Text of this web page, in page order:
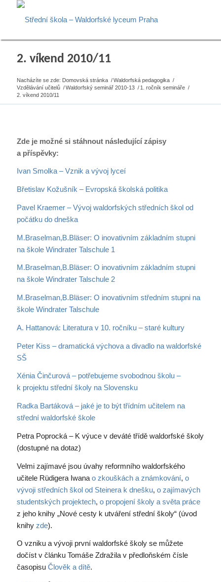
2. víkend 2010/11
Nacházíte se zde: Domovská stránka / Waldorfská pedagogika /
Vzdělávání učitelů / Waldorfský seminář 2010-13 / 1. ročník semináře /
2. víkend 2010/11
Zde je možné si stáhnout následující zápisy
a příspěvky:
Ivan Smolka – Vznik a vývoj lyceí
Břetislav Kožušník – Evropská školská politika
Pavel Kraemer – Vývoj waldorfských středních škol od
počátku do dneška
M.Braselman,B.Bläser: O inovativním základním stupni
na škole Windrater Talschule 1
M.Braselman,B.Bläser: O inovativním základním stupni
na škole Windrater Talschule 2
M.Braselman,B.Bläser: O inovativním středním stupni na
škole Windrater Talschule
A. Hattanová: Literatura v 10. ročníku – staré kultury
Peter Kiss – dramatická výchova a divadlo na waldorfské
SŠ
Xénia Činčurová – potřebujeme svobodnou školu –
k projektu střední školy na Slovensku
Radka Bartáková – jaké je to být třídním učitelem na
střední waldorfské škole
Petra Poprocká – K výuce v deváté třídě waldorfské školy
(dostupné na dotaz)
Velmi zajímavé jsou úvahy reformního waldorfského
učitele Rüdigera Iwana o zkouškách a známkování, o
vývoji středních škol od Steinera k dnešku, o zajímavých
studentských projektech, o propojení školy a světa práce
z jeho knihy „Nové cesty k utváření střední školy“ (úvod
knihy zde).
O vzniku a vývoji první waldorfské školy se můžete
dočíst v článku Tomáše Zdražila v předloňském čísle
časopisu Člověk a dítě.